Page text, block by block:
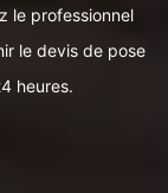
le professionnel
le devis de pose
heures.